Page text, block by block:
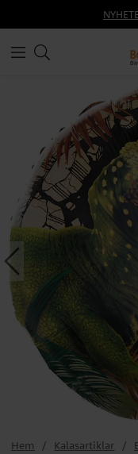
Hem Kalasartiklar